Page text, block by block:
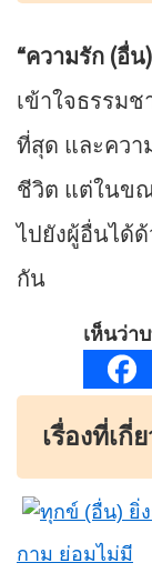
“ความรัก (อื่
เข้าใจธรรม
ที่สุด และควา
ชีวิต แต่ในข
ไปยังผู้อื่นได้
กัน
เห็นว่า
เรื่องที่เกี่
กาม ย่อมไม่มี